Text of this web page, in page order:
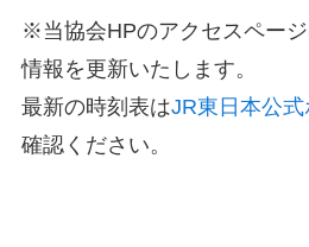
※当協会HPのアクセスペー
情報を更新いたします。
最新の時刻表はJR東日本公
確認ください。